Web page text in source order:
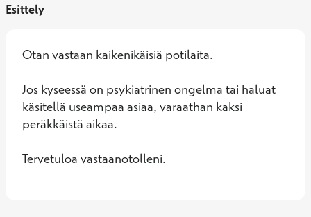
Esittely
Otan vastaan kaikenikäisiä potilaita.
Jos kyseessä on psykiatrinen ongelma tai haluat
käsitellä useampaa asiaa, varaathan kaksi
peräkkäistä aikaa.
Tervetuloa vastaanotolleni.